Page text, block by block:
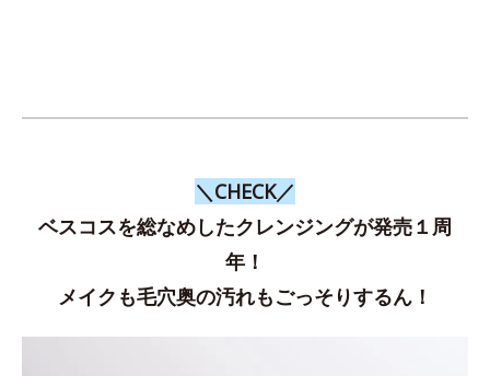
＼CHECK／
ベスコスを総なめしたクレンジングが発売１周
年！
メイクも毛穴奥の汚れもごっそりするん！